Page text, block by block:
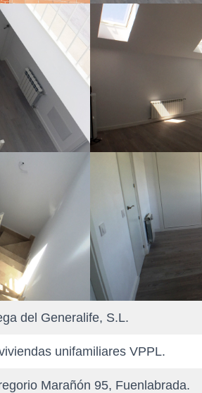
del Generalife, S.L.
unifamiliares VPPL.
Marañón 95, Fuenlabrada.